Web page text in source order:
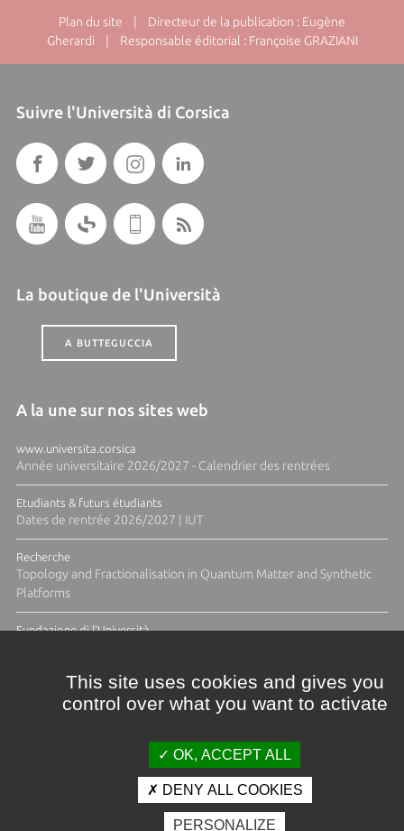
Plan du site | Directeur de la publication : Eugène
Gherardi | Responsable éditorial : Françoise GRAZIANI
Suivre l'Università di Corsica
La boutique de l'Università
A BUTTEGUCCIA
A la une sur nos sites web
www.universita.corsica
Année universitaire 2026/2027 - Calendrier des rentrées
Etudiants & futurs étudiants
Dates de rentrée 2026/2027 | IUT
Recherche
Topology and Fractionalisation in Quantum Matter and Synthetic
Platforms
Fundazione di l'Università
Crédits et mentions légales
This site uses cookies and gives you
control over what you want to activate
OK, ACCEPT ALL
DENY ALL COOKIES
PERSONALIZE